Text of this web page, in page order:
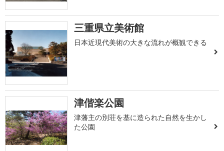
三重県立美術館
日本近現代美術の大きな流れが概観できる
津偕楽公園
津藩主の別荘を基に造られた自然を生かし
た公園